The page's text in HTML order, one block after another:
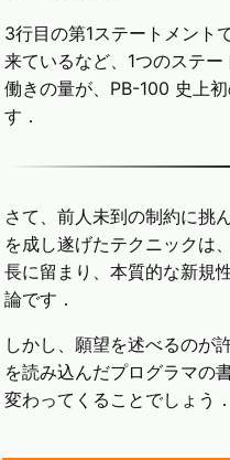
3行目の第1ステートメント
来ているなど、1つのステ
働きの量が、PB-100 史上
す．
さて、前人未到の制約に挑
を成し遂げたテクニックは
長に留まり、本質的な新規
論です．
しかし、願望を述べるのが
を読み込んだプログラマの
変わってくることでしょう．